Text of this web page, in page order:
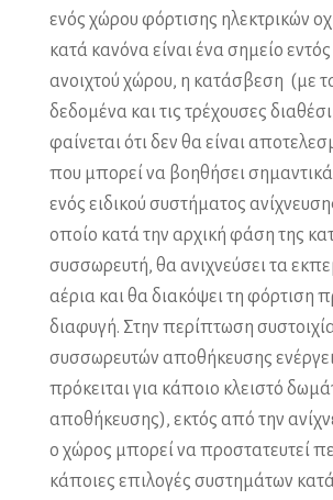
ενός χώρου φόρτισης ηλεκτρικών
κατά κανόνα είναι ένα σημείο
ανοιχτού χώρου, η κατάσβεση (με
δεδομένα και τις τρέχουσες
φαίνεται ότι δεν θα είναι
που μπορεί να βοηθήσει σημαντικά
ενός ειδικού συστήματος
οποίο κατά την αρχική φάση της
συσσωρευτή, θα ανιχνεύσει τα
αέρια και θα διακόψει τη φόρτιση
διαφυγή. Στην περίπτωση
συσσωρευτών αποθήκευσης
πρόκειται για κάποιο κλειστό
αποθήκευσης), εκτός από την
ο χώρος μπορεί να προστατευτεί
κάποιες επιλογές συστημάτων